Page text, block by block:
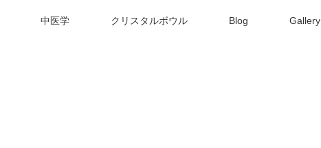
中医学 クリスタルボウル Blog Gallery